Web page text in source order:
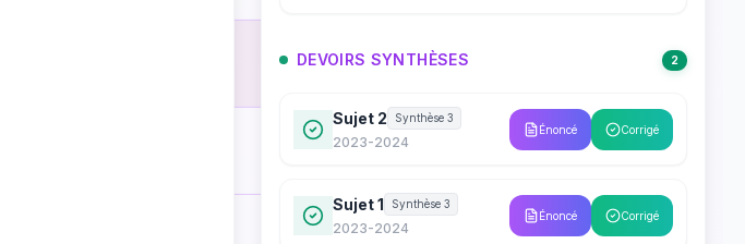
DEVOIRS SYNTHÈSES 2
Sujet 2 Synthèse 3
2023-2024
Énoncé Corrigé
Sujet 1 Synthèse 3
2023-2024
Énoncé Corrigé